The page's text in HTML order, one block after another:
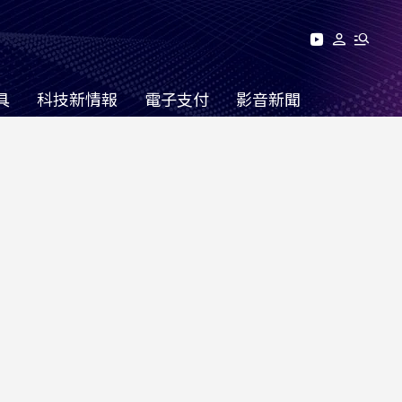
科技新情報 電子支付 影音新聞